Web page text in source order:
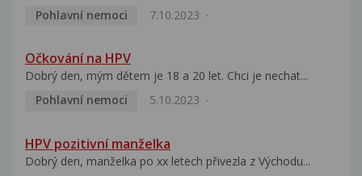
Pohlavní nemoci
7.10.2023
Očkování na HPV
Dobrý den, mým dětem je 18 a 20 let. Chci je nechat...
Pohlavní nemoci
5.10.2023
HPV pozitivní manželka
Dobrý den, manželka po xx letech přivezla z Východu...